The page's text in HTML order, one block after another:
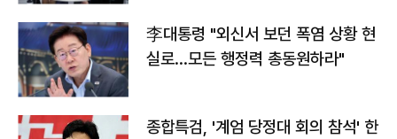
李대통령 "외신서 보던 폭염 상황 현
실로…모든 행정력 총동원하라"
종합특검, '계엄 당정대 회의 참석' 한